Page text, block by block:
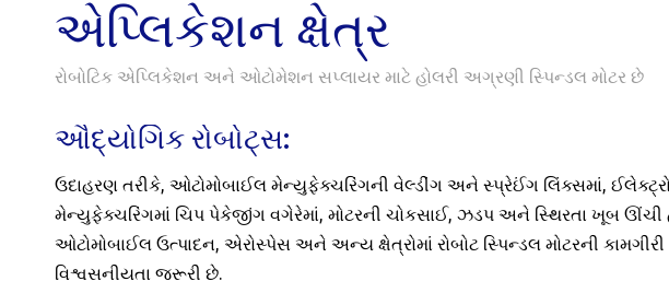
એપ્લિકેશન ક્ષેત્ર
રોબોટિક એપ્લિકેશન અને ઓટોમેશન સપ્લાયર માટે હોલરી અગ્રણી સ્પિન્ડલ મોટર છે
ઔદ્યોગિક રોબોટ્સ:
ઉદાહરણ તરીકે, ઓટોમોબાઈલ મેન્યુફેક્ચરિંગની વેલ્ડીંગ અને સ્પ્રેઈંગ લિંક્સમાં,
મેન્યુફેક્ચરિંગમાં ચિપ પેકેજીંગ વગેરેમાં, મોટરની ચોકસાઈ, ઝડપ અને સ્થિરતા ખૂબ ઊંચી
ઓટોમોબાઈલ ઉત્પાદન, એરોસ્પેસ અને અન્ય ક્ષેત્રોમાં રોબોટ સ્પિન્ડલ મોટરની
વિશ્વસનીયતા જરૂરી છે.